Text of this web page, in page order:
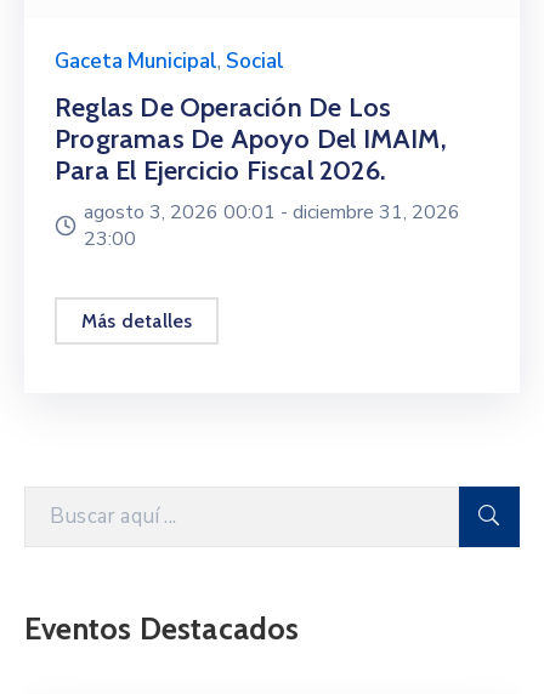
Gaceta Municipal, Social
Reglas De Operación De Los
Programas De Apoyo Del IMAIM,
Para El Ejercicio Fiscal 2026.
agosto 3, 2026 00:01 - diciembre 31, 2026
23:00
Más detalles
Eventos Destacados